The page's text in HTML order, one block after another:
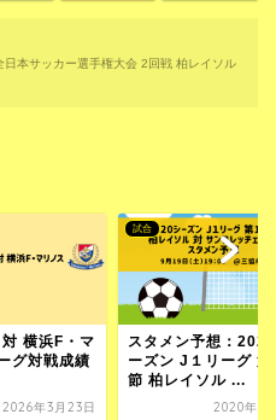
本サッカー選手権大会 2回戦 柏レイソル
横浜F・マ
グ対戦成績
2026年3月23日
試合
スタメン予想：
ーズン J１リーグ 第
節 柏レイソル ...
2020年9